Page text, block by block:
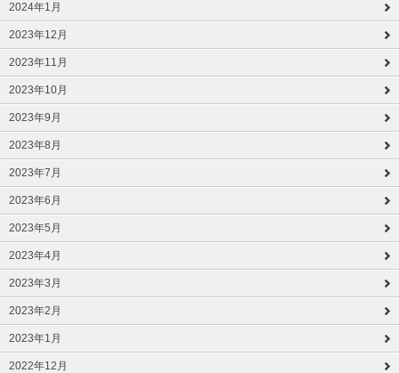
2024年1月
2023年12月
2023年11月
2023年10月
2023年9月
2023年8月
2023年7月
2023年6月
2023年5月
2023年4月
2023年3月
2023年2月
2023年1月
2022年12月